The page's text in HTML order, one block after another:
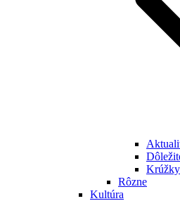
Rôzne
Kultúra